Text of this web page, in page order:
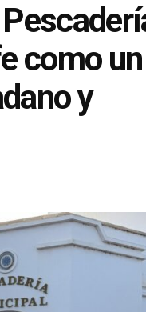
como un
y